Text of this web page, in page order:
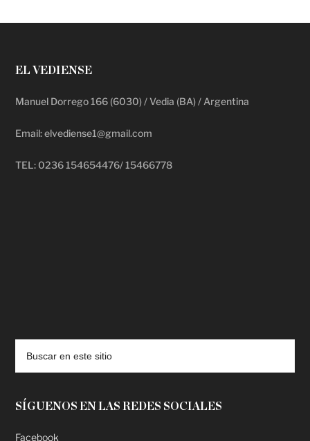
EL VEDIENSE
Manuel Dorrego 166 (6030) / Vedia (BA) / Argentina
Email: elvediense1@gmail.com
TEL: 0236 154654476/ 15466778
SÍGUENOS EN LAS REDES SOCIALES
Facebook